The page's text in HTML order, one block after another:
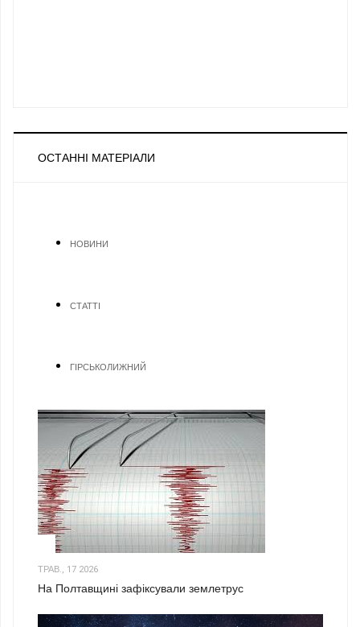
ОСТАННІ МАТЕРІАЛИ
НОВИНИ
СТАТТІ
ГІРСЬКОЛИЖНИЙ
ТРАВ., 17 2026
На Полтавщині зафіксували землетрус